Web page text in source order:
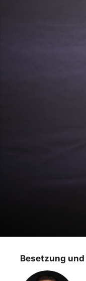
Die andere
·Romance
Besetzung